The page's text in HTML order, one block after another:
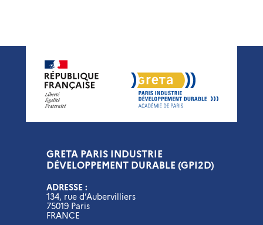
GRETA PARIS INDUSTRIE
DÉVELOPPEMENT DURABLE (GPI2D)
ADRESSE :
134, rue d’Aubervilliers
75019 Paris
FRANCE